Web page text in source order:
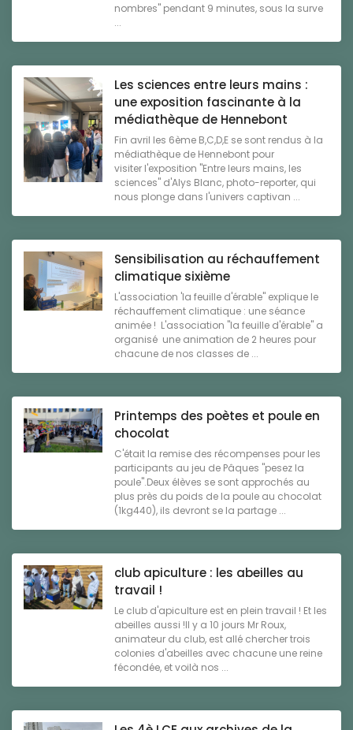
nombres" pendant 9 minutes, sous la surve
...
Les sciences entre leurs mains :
une exposition fascinante à la
médiathèque de Hennebont
Fin avril les 6ème B,C,D,E se sont rendus à la
médiathèque de Hennebont pour
visiter l'exposition "Entre leurs mains, les
sciences" d'Alys Blanc, photo-reporter, qui
nous plonge dans l'univers captivan ...
Sensibilisation au réchauffement
climatique sixième
L'association 'la feuille d'érable" explique le
réchauffement climatique : une séance
animée ! L'association "la feuille d'érable" a
organisé une animation de 2 heures pour
chacune de nos classes de ...
Printemps des poètes et poule en
chocolat
C'était la remise des récompenses pour les
participants au jeu de Pâques "pesez la
poule".Deux élèves se sont approchés au
plus près du poids de la poule au chocolat
(1kg440), ils devront se la partage ...
club apiculture : les abeilles au
travail !
Le club d'apiculture est en plein travail ! Et les
abeilles aussi !Il y a 10 jours Mr Roux,
animateur du club, est allé chercher trois
colonies d'abeilles avec chacune une reine
fécondée, et voilà nos ...